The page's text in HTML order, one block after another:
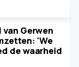
Gerwen
'We
de waarheid